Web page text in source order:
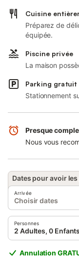
Cuisine
Préparez de
équipée.
Piscine privée
La maison
Parking gratuit
Stationnement
Presque
Nous vous
Dates pour avoir
Arrivée
Choisir dates
Personnes
2 Adultes, 0 Enfants
Annulation